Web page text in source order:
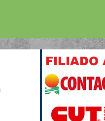
FILIADO